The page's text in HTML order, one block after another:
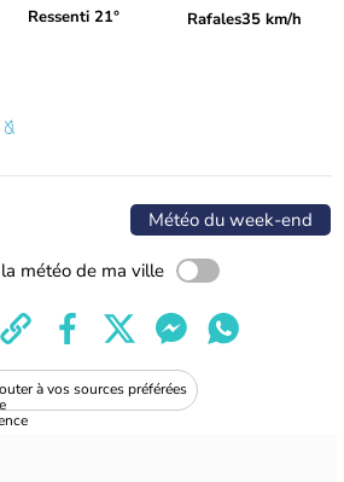
Ressenti 21° Rafales35 km/h
Météo du week-end
météo de ma ville
à vos sources préférées